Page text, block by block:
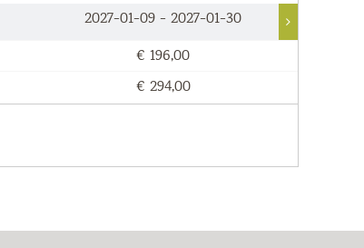
2027-01-09 - 2027-01-30
€ 196,00
€ 294,00